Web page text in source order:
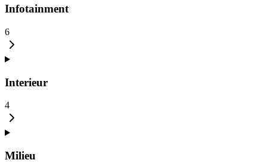
Infotainment
6
Interieur
4
Milieu